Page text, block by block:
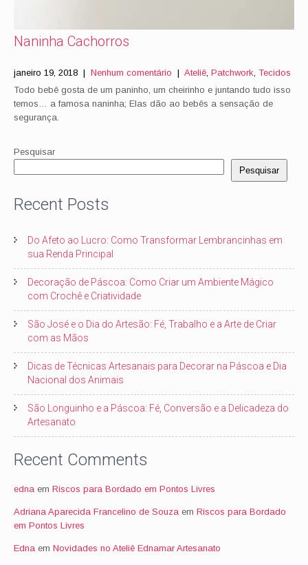
Naninha Cachorros
janeiro 19, 2018 | Nenhum comentário | Ateliê, Patchwork, Tecidos
Todo bebê gosta de um paninho, um cheirinho e juntando tudo isso
temos… a famosa naninha; Elas dão ao bebês a sensação de
segurança.
Pesquisar
Pesquisar
Recent Posts
Do Afeto ao Lucro: Como Transformar Lembrancinhas em
sua Renda Principal
Decoração de Páscoa: Como Criar um Ambiente Mágico
com Crochê e Criatividade
São José e o Dia do Artesão: Fé, Trabalho e a Arte de Criar
com as Mãos
Dicas de Técnicas Artesanais para Decorar na Páscoa e Dia
Nacional dos Animais
São Longuinho e a Páscoa: Fé, Conversão e a Delicadeza do
Artesanato
Recent Comments
edna em Riscos para Bordado em Pontos Livres
Adriana Aparecida Francelino de Souza em Riscos para Bordado
em Pontos Livres
Edna em Novidades no Ateliê Ednamar Artesanato